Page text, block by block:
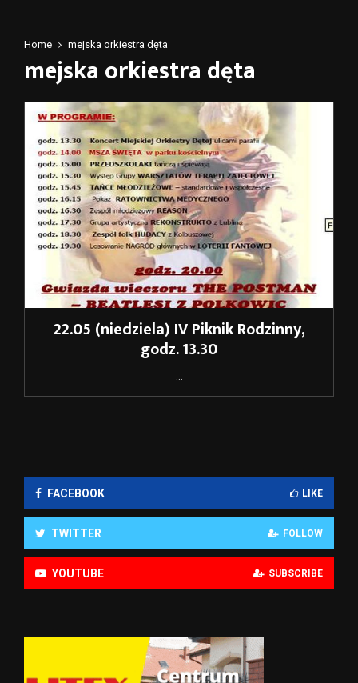
Home mejska orkiestra dęta
mejska orkiestra dęta
22.05 (niedziela) IV Piknik Rodzinny,
godz. 13.30
...
FACEBOOK LIKE
TWITTER FOLLOW
YOUTUBE SUBSCRIBE